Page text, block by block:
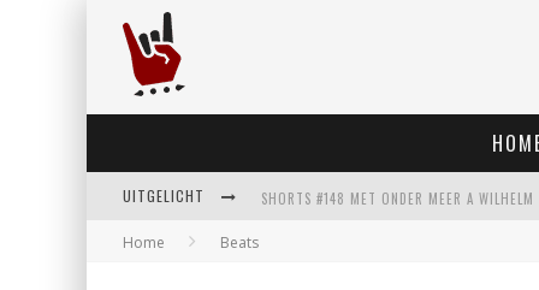
UITGELICHT
Home Beats